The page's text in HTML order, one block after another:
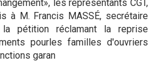
les représentants CGT,
à M. Francis MASSÉ, secrétaire
pétition réclamant la reprise
pourles familles d'ouvriers
garan